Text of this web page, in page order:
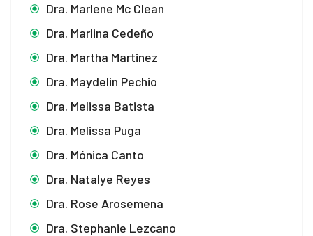
Dra. Marlene Mc Clean
Dra. Marlina Cedeño
Dra. Martha Martinez
Dra. Maydelin Pechio
Dra. Melissa Batista
Dra. Melissa Puga
Dra. Mónica Canto
Dra. Natalye Reyes
Dra. Rose Arosemena
Dra. Stephanie Lezcano